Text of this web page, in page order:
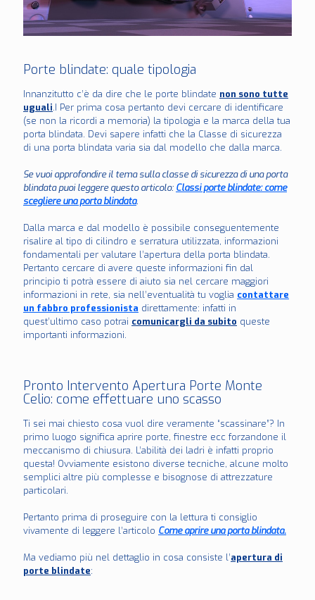
Porte blindate: quale tipologia
Innanzitutto c’è da dire che le porte blindate non sono tutte
uguali.I Per prima cosa pertanto devi cercare di identificare
(se non la ricordi a memoria) la tipologia e la marca della tua
porta blindata. Devi sapere infatti che la Classe di sicurezza
di una porta blindata varia sia dal modello che dalla marca.
Se vuoi approfondire il tema sulla classe di sicurezza di una porta
blindata puoi leggere questo articolo: Classi porte blindate: come
scegliere una porta blindata.
Dalla marca e dal modello è possibile conseguentemente
risalire al tipo di cilindro e serratura utilizzata, informazioni
fondamentali per valutare l’apertura della porta blindata.
Pertanto cercare di avere queste informazioni fin dal
principio ti potrà essere di aiuto sia nel cercare maggiori
informazioni in rete, sia nell’eventualità tu voglia contattare
un fabbro professionista direttamente: infatti in
quest’ultimo caso potrai comunicargli da subito queste
importanti informazioni.
Pronto Intervento Apertura Porte Monte
Celio: come effettuare uno scasso
Ti sei mai chiesto cosa vuol dire veramente “scassinare”? In
primo luogo significa aprire porte, finestre ecc forzandone il
meccanismo di chiusura. L’abilità dei ladri è infatti proprio
questa! Ovviamente esistono diverse tecniche, alcune molto
semplici altre più complesse e bisognose di attrezzature
particolari.
Pertanto prima di proseguire con la lettura ti consiglio
vivamente di leggere l’articolo Come aprire una porta blindata.
Ma vediamo più nel dettaglio in cosa consiste l’apertura di
porte blindate: